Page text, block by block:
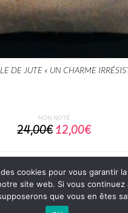
DE JUTE « UN CHARME
NON NOTÉ
24,00€ Le
prix
était :
12,00€Le
prix
est :
CGV Contact MON COMPTE
MON
cookies pour vous garantir
site web. Si vous continuez
que vous en êtes